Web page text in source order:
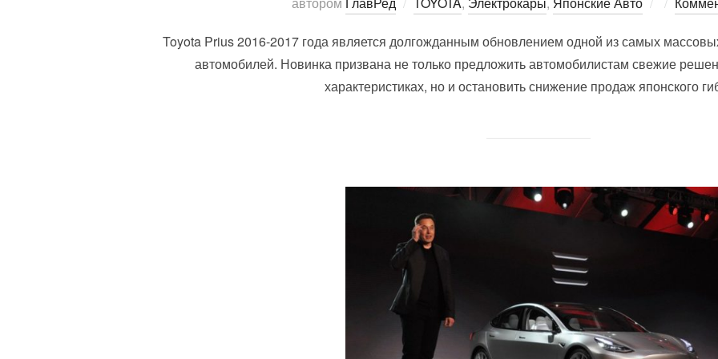
Toyota Prius 2016-2017 года является долгожданным обновлением одной из самых
автомобилей. Новинка призвана не только предложить автомобилистам свежие
характеристиках, но и остановить снижение продаж японского